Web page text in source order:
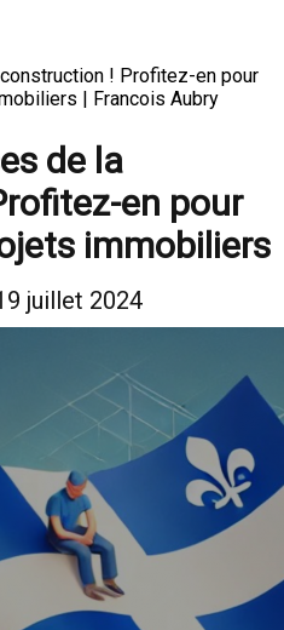
! Profitez-en pour
| Francois Aubry
de la
en pour
immobiliers
juillet 2024